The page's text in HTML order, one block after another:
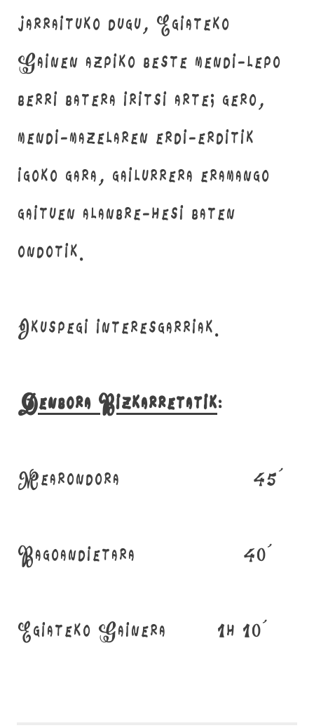
jarraituko dugu, Egiateko
Gainen azpiko beste mendi-lepo
berri batera iritsi arte; gero,
mendi-mazelaren erdi-erditik
igoko gara, gailurrera eramango
gaituen alanbre-hesi baten
ondotik.
Ikuspegi interesgarriak.
Denbora Bizkarretatik:
Mearondora 45’
Bagoandietara 40’
Egiateko Gainera 1h 10’